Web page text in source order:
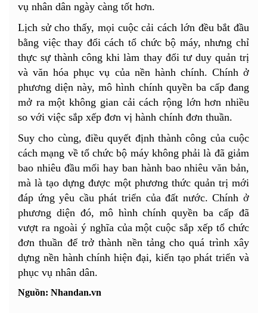
vụ nhân dân ngày càng tốt hơn.
Lịch sử cho thấy, mọi cuộc cải cách lớn đều bắt đầu
bằng việc thay đổi cách tổ chức bộ máy, nhưng chỉ
thực sự thành công khi làm thay đổi tư duy quản trị
và văn hóa phục vụ của nền hành chính. Chính ở
phương diện này, mô hình chính quyền ba cấp đang
mở ra một không gian cải cách rộng lớn hơn nhiều
so với việc sắp xếp đơn vị hành chính đơn thuần.
Suy cho cùng, điều quyết định thành công của cuộc
cách mạng về tổ chức bộ máy không phải là đã giảm
bao nhiêu đầu mối hay ban hành bao nhiêu văn bản,
mà là tạo dựng được một phương thức quản trị mới
đáp ứng yêu cầu phát triển của đất nước. Chính ở
phương diện đó, mô hình chính quyền ba cấp đã
vượt ra ngoài ý nghĩa của một cuộc sắp xếp tổ chức
đơn thuần để trở thành nền tảng cho quá trình xây
dựng nền hành chính hiện đại, kiến tạo phát triển và
phục vụ nhân dân.
Nguồn: Nhandan.vn